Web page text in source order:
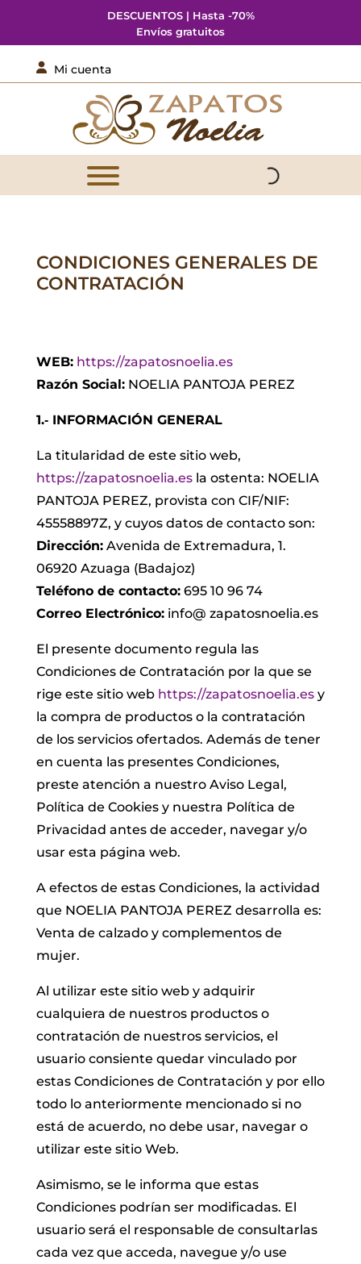
DESCUENTOS | Hasta -70%
Envíos gratuitos
 Mi cuenta
CONDICIONES GENERALES DE
CONTRATACIÓN
WEB: https://zapatosnoelia.es
Razón Social:NOELIA PANTOJA PEREZ
1.‐ INFORMACIÓN GENERAL
La titularidad de este sitio web,
https://zapatosnoelia.esla ostenta: NOELIA
PANTOJA PEREZ, provista con CIF/NIF:
45558897Z, y cuyos datos de contacto son:
Dirección:Avenida de Extremadura, 1.
06920 Azuaga (Badajoz)
Teléfono de contacto:695 10 96 74
Correo Electrónico:info@ zapatosnoelia.es
El presente documento regula las
Condiciones de Contratación por la que se
rige este sitio web https://zapatosnoelia.esy
la compra de productos o la contratación
de los servicios ofertados. Además de tener
en cuenta las presentes Condiciones,
preste atención a nuestro Aviso Legal,
Política de Cookies y nuestra Política de
Privacidad antes de acceder, navegar y/o
usar esta página web.
A efectos de estas Condiciones, la actividad
que NOELIA PANTOJA PEREZ desarrolla es:
Venta de calzado y complementos de
mujer.
Al utilizar este sitio web y adquirir
cualquiera de nuestros productos o
contratación de nuestros servicios, el
usuario consiente quedar vinculado por
estas Condiciones de Contratación y por ello
todo lo anteriormente mencionado si no
está de acuerdo, no debe usar, navegar o
utilizar este sitio Web.
Asimismo, se le informa que estas
Condiciones podrían ser modificadas. El
usuario será el responsable de consultarlas
cada vez que acceda, navegue y/o use